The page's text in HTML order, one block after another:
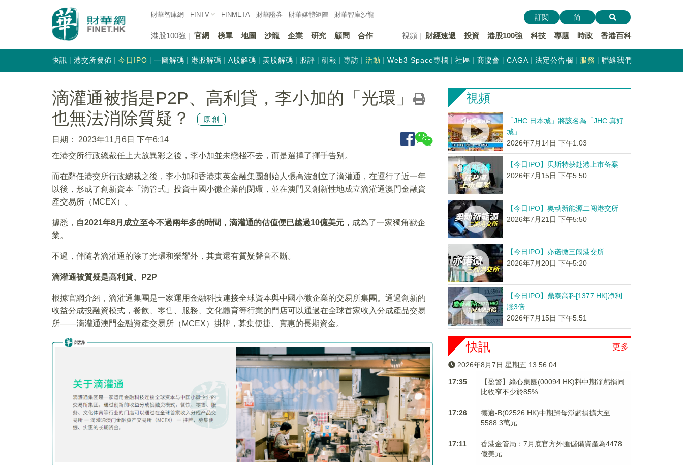
財華智庫網 FINTV FINMETA 財華證券 財華媒體矩陣 財華智庫沙龍
港股100強 官網 榜單 地圖 沙龍 企業 研究 顧問 合作 視頻 財經速遞 投資 港股100強 科技 專題 時政 香港百科
訂閱 简
快訊 港交所發佈 今日IPO 一圖解碼 港股解碼 A股解碼 美股解碼 股評 研報 專訪 活動 Web3 Space專欄 社區 商協會 CAGA 法定公告欄 服務 聯絡我們
滴灌通被指是P2P、高利貸，李小加的「光環」
也無法消除質疑？
原創
日期：
2023年11月6日 下午6:14
在港交所行政總裁任上大放異彩之後，李小加並未戀棧不去，而是選擇了揮手告别。
而在辭任港交所行政總裁之後，李小加和香港東英金融集團創始人張高波創立了滴灌通，在運行了近一年
以後，形成了創新資本「滴管式」投資中國小微企業的閉環，並在澳門又創新性地成立滴灌通澳門金融資
產交易所（MCEX）。
據悉， 自2021年8月成立至今不過兩年多的時間，滴灌通的估值便已越過10億美元， 成為了一家獨角獸企
業。
不過，伴隨著滴灌通的除了光環和榮耀外，其實還有質疑聲音不斷。
滴灌通被質疑是高利貸、P2P
根據官網介紹，滴灌通集團是一家運用金融科技連接全球資本與中國小微企業的交易所集團。通過創新的
收益分成投融資模式，餐飲、零售、服務、文化體育等行業的門店可以通過在全球首家收入分成產品交易
所——滴灌通澳門金融資產交易所（MCEX）掛牌，募集便捷、實惠的長期資金。
視頻
「JHC 日本城」將該名為「JHC 真好
城」
2026年7月14日 下午1:03
【今日IPO】贝斯特获赴港上市备案
2026年7月15日 下午5:50
【今日IPO】奥动新能源二闯港交所
2026年7月21日 下午5:50
【今日IPO】亦诺微三闯港交所
2026年7月20日 下午5:20
【今日IPO】鼎泰高科[1377.HK]净利
涨3倍
2026年7月15日 下午5:51
更多
快訊
2026年8月7日 星期五 13:56:05
17:35
【盈警】綠心集團(00094.HK)料中期淨虧損同
比收窄不少於85%
17:26
德適-B(02526.HK)中期歸母淨虧損擴大至
5588.3萬元
17:11
香港金管局：7月底官方外匯儲備資產為4478
億美元